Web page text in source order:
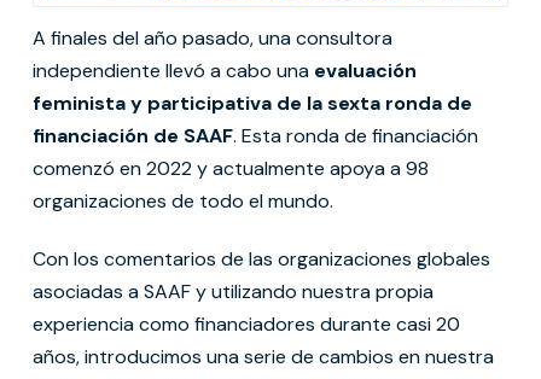
A finales del año pasado, una consultora
independiente llevó a cabo una evaluación
feminista y participativa de la sexta ronda de
financiación de SAAF. Esta ronda de financiación
comenzó en 2022 y actualmente apoya a 98
organizaciones de todo el mundo.
Con los comentarios de las organizaciones globales
asociadas a SAAF y utilizando nuestra propia
experiencia como financiadores durante casi 20
años, introducimos una serie de cambios en nuestra